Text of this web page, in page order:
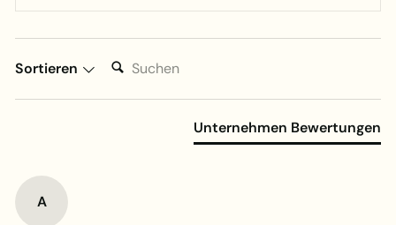
Sortieren
Suchen:
Unternehmen Bewertungen
A
In den Warenkorb